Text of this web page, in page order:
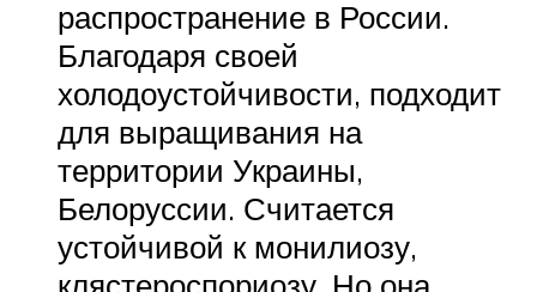
распространение в России.
Благодаря своей
холодоустойчивости, подходит
для выращивания на
территории Украины,
Белоруссии. Считается
устойчивой к монилиозу,
клястероспориозу. Но она